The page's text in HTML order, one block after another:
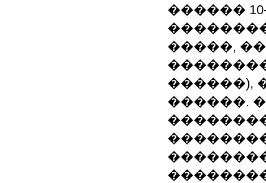
������
�����,
������),
������.